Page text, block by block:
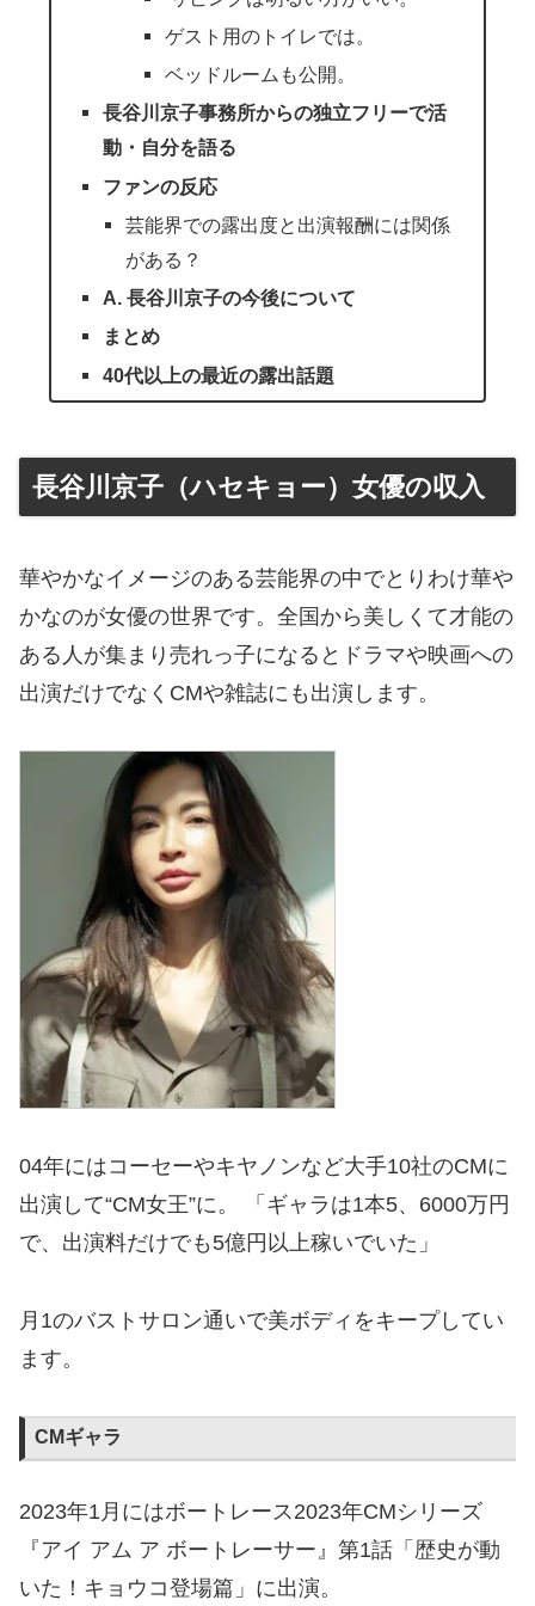
ゲスト用のトイレでは。
ベッドルームも公開。
長谷川京子事務所からの独立フリーで活
動・自分を語る
ファンの反応
芸能界での露出度と出演報酬には関係
がある？
A. 長谷川京子の今後について
まとめ
40代以上の最近の露出話題
長谷川京子（ハセキョー）女優の収入
華やかなイメージのある芸能界の中でとりわけ華や
かなのが女優の世界です。全国から美しくて才能の
ある人が集まり売れっ子になるとドラマや映画への
出演だけでなくCMや雑誌にも出演します。
04年にはコーセーやキヤノンなど大手10社のCMに
出演して“CM女王”に。 「ギャラは1本5、6000万円
で、出演料だけでも5億円以上稼いでいた」
月1のバストサロン通いで美ボディをキープしてい
ます。
CMギャラ
2023年1月にはボートレース2023年CMシリーズ
『アイ アム ア ボートレーサー』第1話「歴史が動
いた！キョウコ登場篇」に出演。